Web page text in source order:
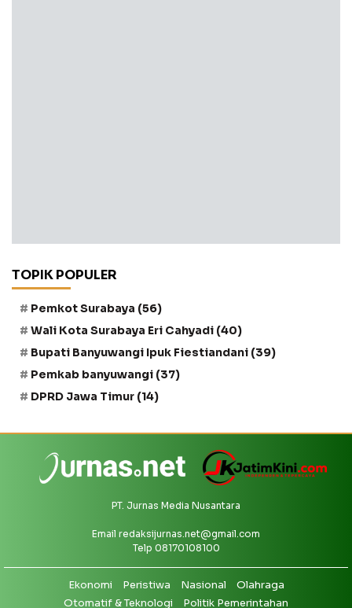
TOPIK POPULER
Pemkot Surabaya (56)
Wali Kota Surabaya Eri Cahyadi (40)
Bupati Banyuwangi Ipuk Fiestiandani (39)
Pemkab banyuwangi (37)
DPRD Jawa Timur (14)
PT. Jurnas Media Nusantara
Email redaksijurnas.net@gmail.com
Telp 08170108100
Ekonomi Peristiwa Nasional
Olahraga
Otomatif & Teknologi
Politik Pemerintahan